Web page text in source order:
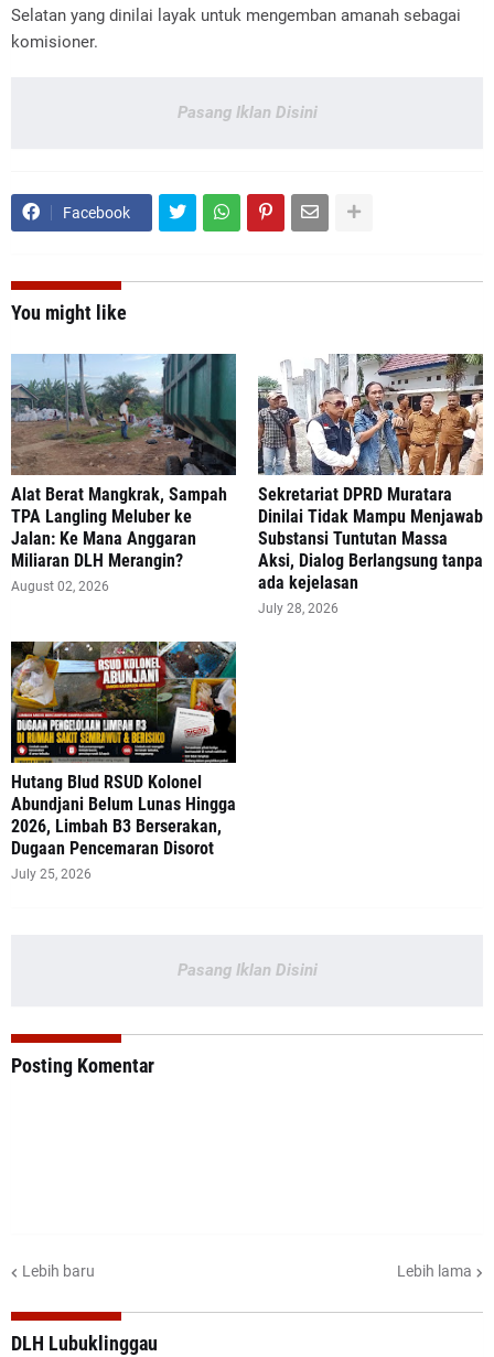
Selatan yang dinilai layak untuk mengemban amanah sebagai
komisioner.
Pasang Iklan Disini
Facebook
You might like
Alat Berat Mangkrak, Sampah
TPA Langling Meluber ke
Jalan: Ke Mana Anggaran
Miliaran DLH Merangin?
August 02, 2026
Sekretariat DPRD Muratara
Dinilai Tidak Mampu Menjawab
Substansi Tuntutan Massa
Aksi, Dialog Berlangsung tanpa
ada kejelasan
July 28, 2026
‎Hutang Blud RSUD Kolonel
Abundjani Belum Lunas Hingga
2026, Limbah B3 Berserakan,
Dugaan Pencemaran Disorot
July 25, 2026
Pasang Iklan Disini
Posting Komentar
Lebih baru Lebih lama
DLH Lubuklinggau